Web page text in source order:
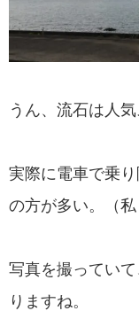
うん、流石は人気
実際に電車で乗
の方が多い。（私
写真を撮ってい
りますね。